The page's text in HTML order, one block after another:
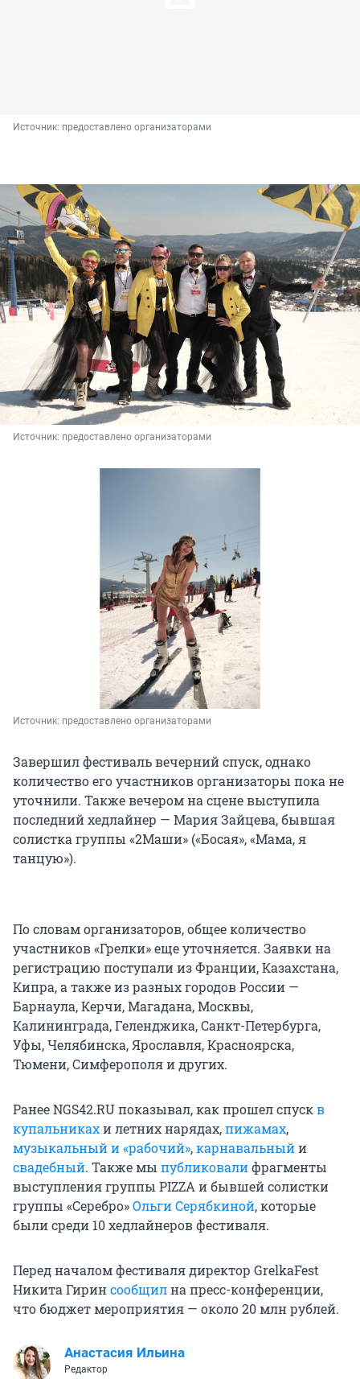
Источник: предоставлено организаторами
Источник: предоставлено организаторами
Источник: предоставлено организаторами
Завершил фестиваль вечерний спуск, однако
количество его участников организаторы пока не
уточнили. Также вечером на сцене выступила
последний хедлайнер — Мария Зайцева, бывшая
солистка группы «2Маши» («Босая», «Мама, я
танцую»).
По словам организаторов, общее количество
участников «Грелки» еще уточняется. Заявки на
регистрацию поступали из Франции, Казахстана,
Кипра, а также из разных городов России —
Барнаула, Керчи, Магадана, Москвы,
Калининграда, Геленджика, Санкт-Петербурга,
Уфы, Челябинска, Ярославля, Красноярска,
Тюмени, Симферополя и других.
Ранее NGS42.RU показывал, как прошел спускв
купальникахи летних нарядах,пижамах,
музыкальный и «рабочий»,карнавальныйи
свадебный. Также мы публиковалифрагменты
выступления группы PIZZA и бывшей солистки
группы «Серебро»Ольги Серябкиной, которые
были среди 10 хедлайнеров фестиваля.
Перед началом фестиваля директор GrelkaFest
Никита Гиринсообщилна пресс-конференции,
что бюджет мероприятия — около 20 млн рублей.
Анастасия Ильина
Редактор